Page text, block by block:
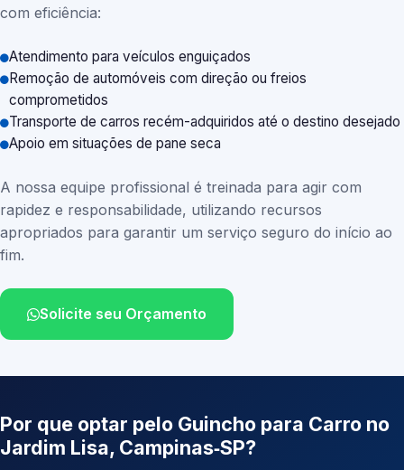
com eficiência:
Atendimento para veículos enguiçados
Remoção de automóveis com direção ou freios
comprometidos
Transporte de carros recém-adquiridos até o destino desejado
Apoio em situações de pane seca
A nossa equipe profissional é treinada para agir com
rapidez e responsabilidade, utilizando recursos
apropriados para garantir um serviço seguro do início ao
fim.
Solicite seu Orçamento
Por que optar pelo Guincho para Carro no
Jardim Lisa, Campinas‑SP?